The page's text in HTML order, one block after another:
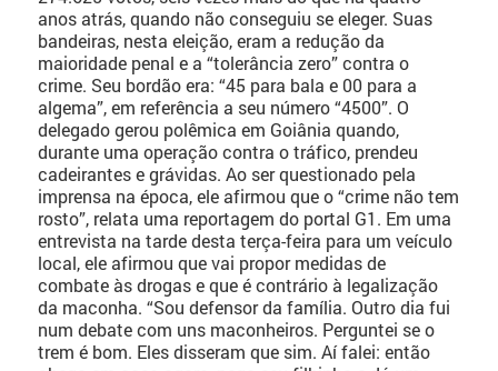
anos atrás, quando não conseguiu se eleger. Suas
bandeiras, nesta eleição, eram a redução da
maioridade penal e a “tolerância zero” contra o
crime. Seu bordão era: “45 para bala e 00 para a
algema”, em referência a seu número “4500”. O
delegado gerou polêmica em Goiânia quando,
durante uma operação contra o tráfico, prendeu
cadeirantes e grávidas. Ao ser questionado pela
imprensa na época, ele afirmou que o “crime não tem
rosto”, relata uma reportagem do portal G1. Em uma
entrevista na tarde desta terça-feira para um veículo
local, ele afirmou que vai propor medidas de
combate às drogas e que é contrário à legalização
da maconha. “Sou defensor da família. Outro dia fui
num debate com uns maconheiros. Perguntei se o
trem é bom. Eles disseram que sim. Aí falei: então